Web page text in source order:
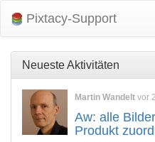
Pixtacy-Support
Neueste Aktivitäten
Martin Wandelt vor
Aw: alle
Produkt